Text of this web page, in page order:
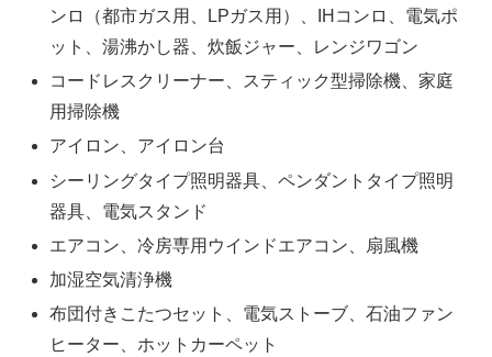
ンロ（都市ガス用、LPガス用）、IHコンロ、電気ポ
ット、湯沸かし器、炊飯ジャー、レンジワゴン
コードレスクリーナー、スティック型掃除機、家庭
用掃除機
アイロン、アイロン台
シーリングタイプ照明器具、ペンダントタイプ照明
器具、電気スタンド
エアコン、冷房専用ウインドエアコン、扇風機
加湿空気清浄機
布団付きこたつセット、電気ストーブ、石油ファン
ヒーター、ホットカーペット